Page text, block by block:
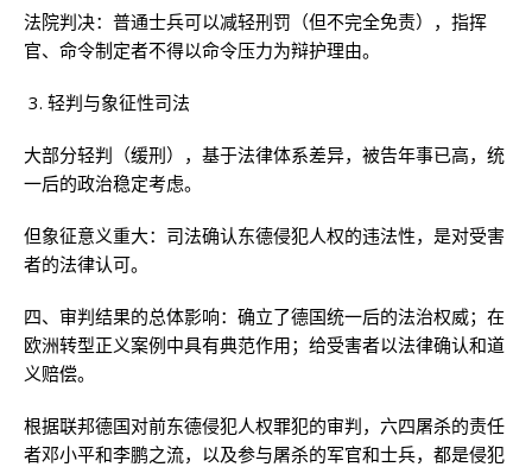
法院判决：普通士兵可以减轻刑罚（但不完全免责），指挥
官、命令制定者不得以命令压力为辩护理由。
轻判与象征性司法
大部分轻判（缓刑），基于法律体系差异，被告年事已高，统
一后的政治稳定考虑。
但象征意义重大：司法确认东德侵犯人权的违法性，是对受害
者的法律认可。
四、审判结果的总体影响：确立了德国统一后的法治权威；在
欧洲转型正义案例中具有典范作用；给受害者以法律确认和道
义赔偿。
根据联邦德国对前东德侵犯人权罪犯的审判，六四屠杀的责任
者邓小平和李鹏之流，以及参与屠杀的军官和士兵，都是侵犯